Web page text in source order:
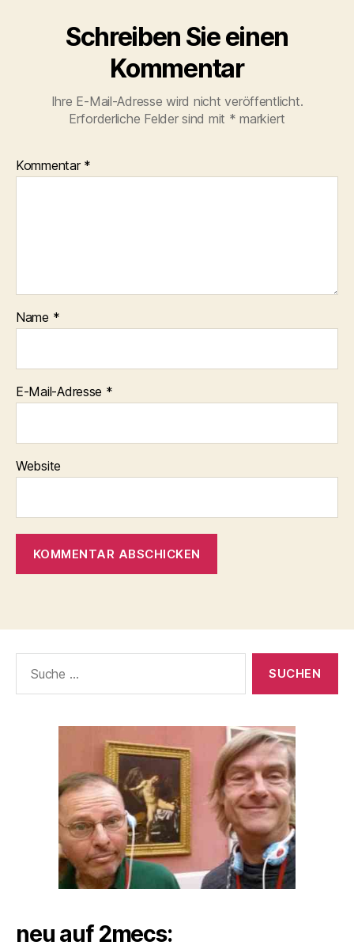
Schreiben Sie einen
Kommentar
Ihre E-Mail-Adresse wird nicht veröffentlicht.
Erforderliche Felder sind mit * markiert
Kommentar *
Name *
E-Mail-Adresse *
Website
nach:
neu auf 2mecs: